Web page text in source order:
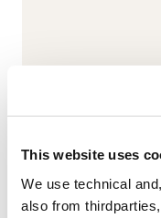
This website uses
We use technical
also from